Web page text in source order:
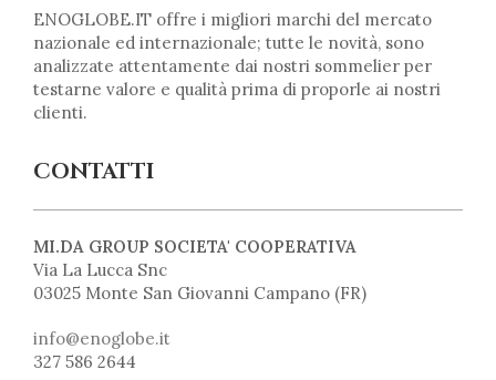
ENOGLOBE.IT offre i migliori marchi del mercato
nazionale ed internazionale; tutte le novità, sono
analizzate attentamente dai nostri sommelier per
testarne valore e qualità prima di proporle ai nostri
clienti.
CONTATTI
MI.DA GROUP SOCIETA' COOPERATIVA
Via La Lucca Snc
03025 Monte San Giovanni Campano (FR)
info@enoglobe.it
327 586 2644